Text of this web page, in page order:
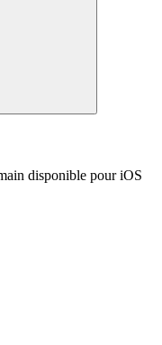
disponible pour iOS